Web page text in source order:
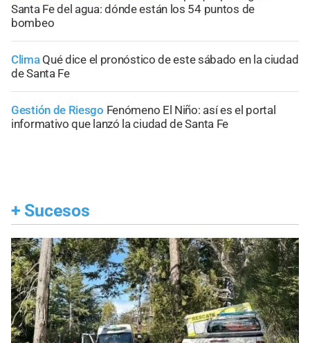
Santa Fe del agua: dónde están los 54 puntos de
bombeo
Clima Qué dice el pronóstico de este sábado en la ciudad
de Santa Fe
Gestión de Riesgo Fenómeno El Niño: así es el portal
informativo que lanzó la ciudad de Santa Fe
+ Sucesos